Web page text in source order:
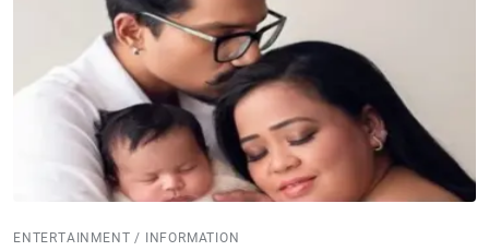
ENTERTAINMENT / INFORMATION